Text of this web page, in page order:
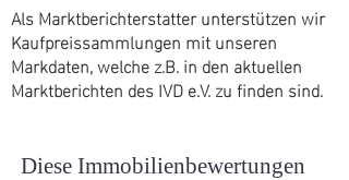
Als Marktberichterstatter unterstützen wir
Kaufpreissammlungen mit unseren
Markdaten, welche z.B. in den aktuellen
Marktberichten des IVD e.V. zu finden sind.
Diese Immobilienbewertungen